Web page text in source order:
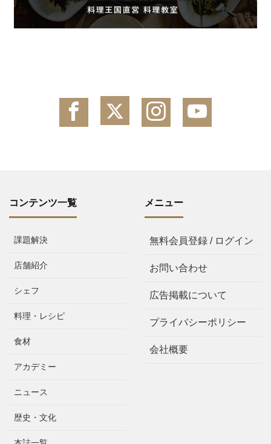
コンテンツ一覧
課題解決
店舗紹介
シェフ
料理・レシピ
食材
アカデミー
ニュース
歴史・文化
メニュー
無料会員登録 / ログイン
お問い合わせ
広告掲載について
プライバシーポリシー
会社概要